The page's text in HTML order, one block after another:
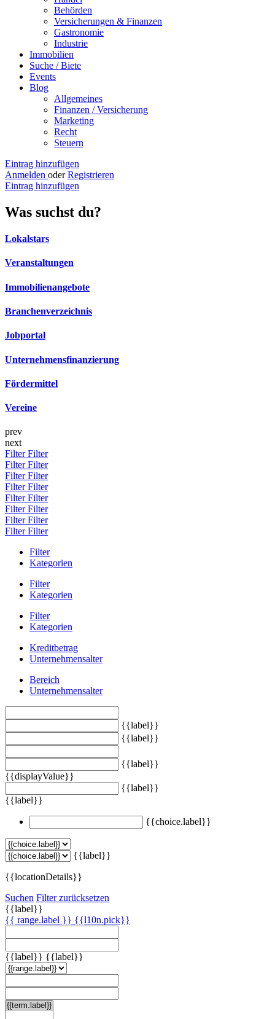
Behörden
Versicherungen & Finanzen
Gastronomie
Industrie
Immobilien
Suche / Biete
Events
Blog
Allgemeines
Finanzen / Versicherung
Marketing
Recht
Steuern
Eintrag hinzufügen
Anmelden oder Registrieren
Eintrag hinzufügen
Was suchst du?
Lokalstars
Veranstaltungen
Immobilienangebote
Branchenverzeichnis
Jobportal
Unternehmensfinanzierung
Fördermittel
Vereine
prev
next
FilterFilter
FilterFilter
FilterFilter
FilterFilter
FilterFilter
FilterFilter
FilterFilter
FilterFilter
Filter
Kategorien
Filter
Kategorien
Filter
Kategorien
Kreditbetrag
Unternehmensalter
Bereich
Unternehmensalter
{{label}}
{{label}}
{{label}}
{{displayValue}}
{{label}}
{{label}}
{{choice.label}}
{{label}}
{{locationDetails}}
Suchen Filter zurücksetzen
{{label}}
{{ range.label }} {{l10n.pick}}
{{label}} {{label}}